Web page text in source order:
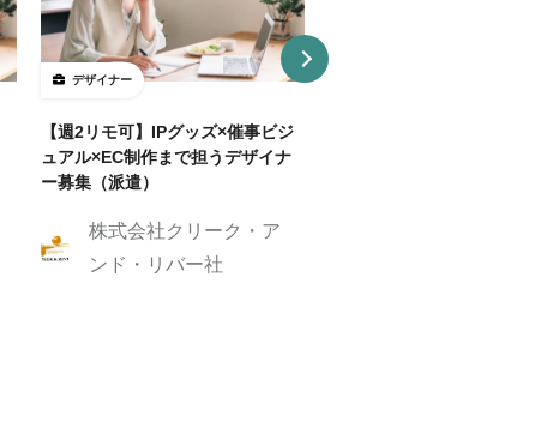
デザイナー
【週2リモ可】IPグッズ×催事ビジ
ュアル×EC制作まで担うデザイナ
ー募集（派遣）
株式会社クリーク・ア
ンド・リバー社